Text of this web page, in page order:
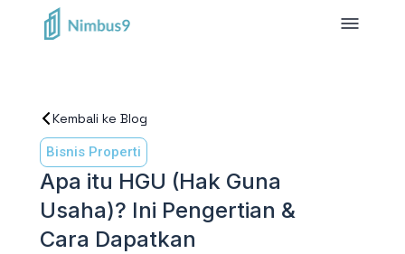
Kembali ke Blog
Bisnis Properti
Apa itu HGU (Hak Guna
Usaha)? Ini Pengertian &
Cara Dapatkan